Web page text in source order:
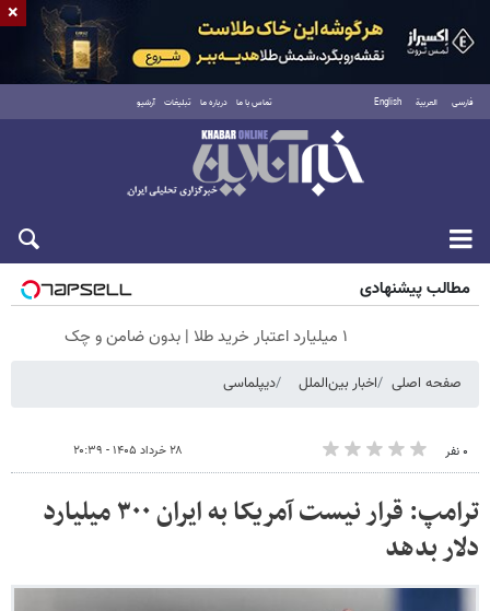
فارسی العربية English تماس با ما درباره ما تبلیغات آرشیو
جمعه ۱۶ مرداد ۱۴۰۵
مطالب پیشنهادی
۱ میلیارد اعتبار خرید طلا | بدون ضامن و چک
صفحه اصلی اخبار بین‌الملل دیپلماسی
۰ نفر ۲۸ خرداد ۱۴۰۵ - ۲۰:۳۹
ترامپ: قرار نیست آمریکا به ایران ۳۰۰ میلیارد
دلار بدهد
×